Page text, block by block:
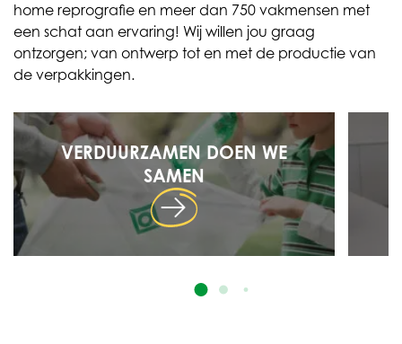
home reprografie en meer dan 750 vakmensen met
een schat aan ervaring! Wij willen jou graag
ontzorgen; van ontwerp tot en met de productie van
de verpakkingen.
VERDUURZAMEN DOEN WE
SAMEN